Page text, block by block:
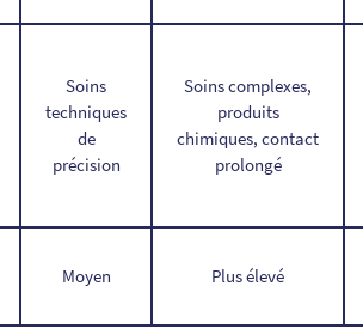
Soins
techniques
de
précision
Soins complexes,
produits
chimiques, contact
prolongé
Moyen Plus élevé